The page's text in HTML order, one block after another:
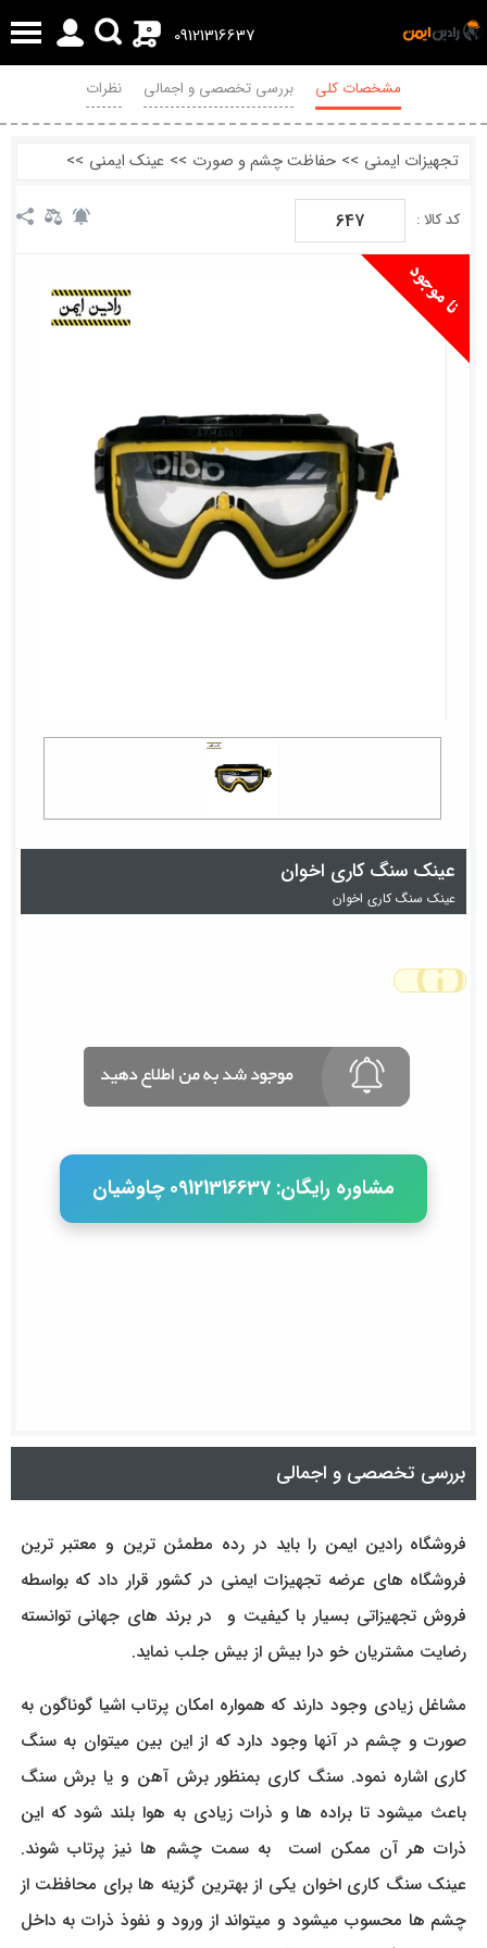
09121316637
0
مشخصات کلی بررسی تخصصی و اجمالی نظرات
تجهیزات ایمنی >> حفاظت چشم و صورت >> عینک ایمنی >>
کد کالا : 647
عینک سنگ کاری اخوان
عینک سنگ کاری اخوان
مشاوره رایگان: 09121316637 چاوشیان
بررسی تخصصی و اجمالی
فروشگاه رادین ایمن را باید در رده مطمئن ترین و معتبر ترین
فروشگاه های عرضه تجهیزات ایمنی در کشور قرار داد که بواسطه
فروش تجهیزاتی بسیار با کیفیت و در برند های جهانی توانسته
رضایت مشتریان خو درا بیش از بیش جلب نماید.
مشاغل زیادی وجود دارند که همواره امکان پرتاب اشیا گوناگون به
صورت و چشم در آنها وجود دارد که از این بین میتوان به سنگ
کاری اشاره نمود. سنگ کاری بمنظور برش آهن و یا برش سنگ
باعث میشود تا براده ها و ذرات زیادی به هوا بلند شود که این
ذرات هر آن ممکن است به سمت چشم ها نیز پرتاب شوند.
عینک سنگ کاری اخوان یکی از بهترین گزینه ها برای محافظت از
چشم ها محسوب میشود و میتواند از ورود و نفوذ ذرات به داخل